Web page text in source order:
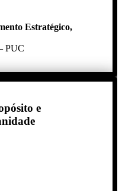
Estratégico,
PUC
e